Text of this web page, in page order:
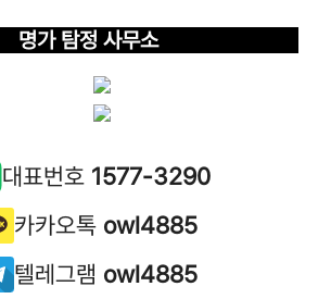
명가 탐정 사무소
대표번호 1577-3290
카카오톡 owl4885
텔레그램 owl4885